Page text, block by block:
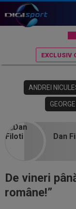
EXCLUSIV
ANDREI
Dan
De vineri
române!”